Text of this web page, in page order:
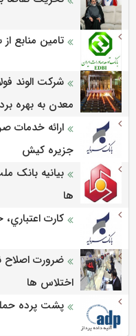
تامین منابع
شرکت الوند
معدن به بهره
ارائه خدمات
جزيره كيش
بیانیه بانک
ها
كارت
ضرورت اصلاح
اختلاس ها
پشت پرده